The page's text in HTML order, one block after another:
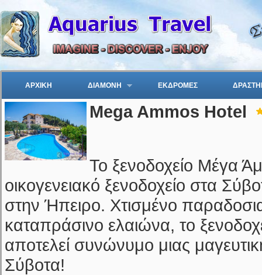
ΑΡΧΙΚΗ ΔΙΑΜΟΝΗ ΕΚΔΡΟΜΕΣ
Mega Ammos Hotel
Το ξενοδοχείο Μέγα
οικογενειακό ξενοδοχείο στα
στην Ήπειρο. Χτισμένο
καταπράσινο ελαιώνα, το
αποτελεί συνώνυμο μιας
Σύβοτα!